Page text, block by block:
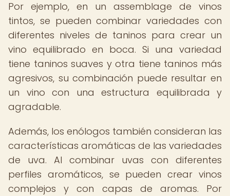
Por ejemplo, en un assemblage de vinos
tintos, se pueden combinar variedades con
diferentes niveles de taninos para crear un
vino equilibrado en boca. Si una variedad
tiene taninos suaves y otra tiene taninos más
agresivos, su combinación puede resultar en
un vino con una estructura equilibrada y
agradable.
Además, los enólogos también consideran las
características aromáticas de las variedades
de uva. Al combinar uvas con diferentes
perfiles aromáticos, se pueden crear vinos
complejos y con capas de aromas. Por